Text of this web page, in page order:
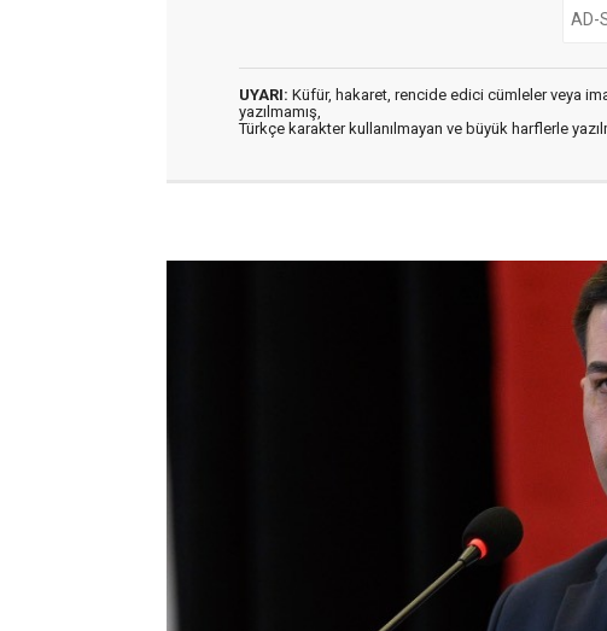
UYARI: Küfür, hakaret, rencide edici cümleler veya
yazılmamış,
Türkçe karakter kullanılmayan ve büyük harflerle